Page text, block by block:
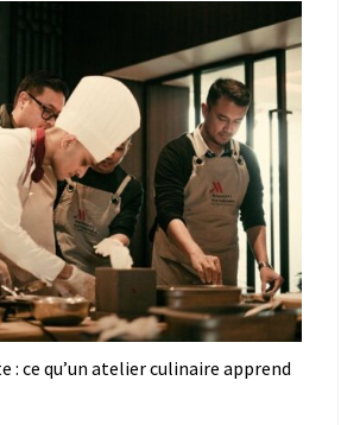
: ce qu’un atelier culinaire apprend